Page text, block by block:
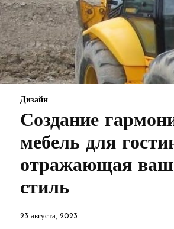
Дизайн
Создание
мебель для
отражающая ваш
стиль
23 августа, 2023